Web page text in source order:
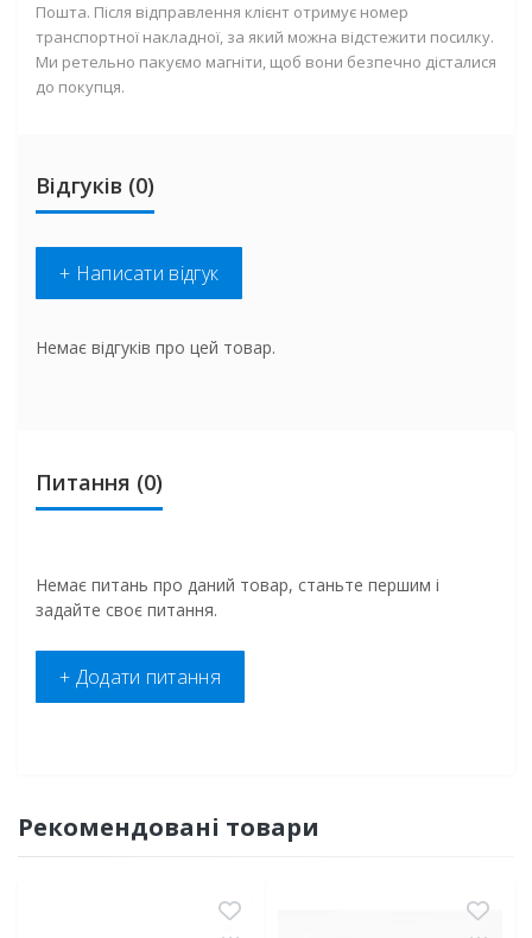
Пошта. Після відправлення клієнт отримує номер
транспортної накладної, за який можна відстежити посилку.
Ми ретельно пакуємо магніти, щоб вони безпечно дісталися
до покупця.
Відгуків (0)
+ Написати відгук
Немає відгуків про цей товар.
Питання (0)
Немає питань про даний товар, станьте першим і
задайте своє питання.
+ Додати питання
Рекомендовані товари